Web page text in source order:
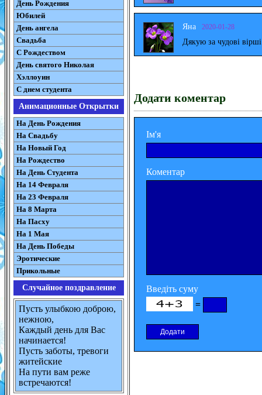
День Рождения
Юбилей
День ангела
Свадьба
С Рождеством
День святого Николая
Хэллоуин
С днем студента
Анимационные Открытки
На День Рождения
На Свадьбу
На Новый Год
На Рождество
На День Студента
На 14 Февраля
На 23 Февраля
На 8 Марта
На Пасху
На 1 Мая
На День Победы
Эротические
Прикольные
Случайное поздравление
Пусть улыбкою доброю,
нежною,
Каждый день для Вас
начинается!
Пусть заботы, тревоги
житейские
На пути вам реже
встречаются!
Яна 2020-01-28
Дякую за чудові
Додати коментар
Ім'я
Коментар
Введіть суму
=